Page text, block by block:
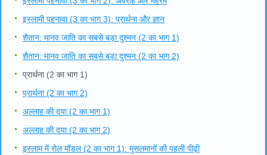
इस्लामी पहनावा (3 का भाग 3): प्रार्थना और ज्ञान
शैतान: मानव जाति का सबसे बड़ा दुश्मन (2 का भाग 1)
शैतान: मानव जाति का सबसे बड़ा दुश्मन (2 का भाग 2)
प्रार्थना (2 का भाग 1)
प्रार्थना (2 का भाग 2)
अल्लाह की दया (2 का भाग 1)
अल्लाह की दया (2 का भाग 2)
इस्लाम में रोल मॉडल (2 का भाग 1): मुसलमानों की पहली पीढ़ी